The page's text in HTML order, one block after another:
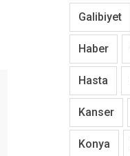
Galibiyet
Haber
Hasta
Kanser
Konya